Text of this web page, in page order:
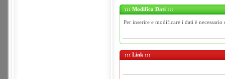
::: Modifica Dati :::
Per inserire e modificare i dati è necessario
::: Link :::